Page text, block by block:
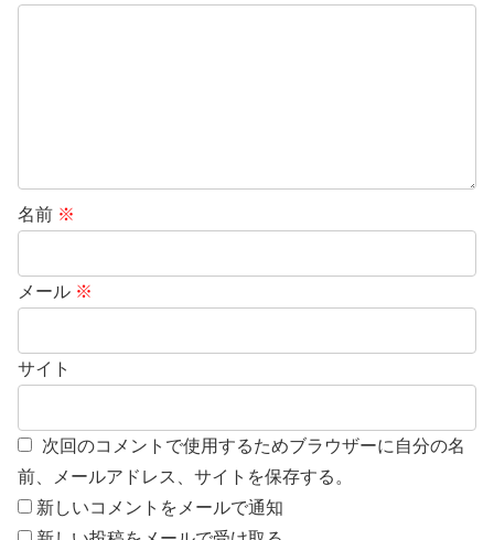
名前 ※
メール ※
サイト
次回のコメントで使用するためブラウザーに自分の名
前、メールアドレス、サイトを保存する。
新しいコメントをメールで通知